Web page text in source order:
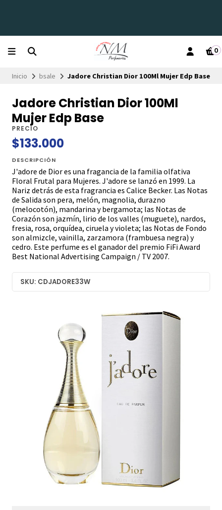
0
Inicio bsale Jadore Christian Dior 100Ml Mujer Edp Base
Jadore Christian Dior 100Ml
Mujer Edp Base
PRECIO
$133.000
DESCRIPCIÓN
J'adore de Dior es una fragancia de la familia olfativa
Floral Frutal para Mujeres. J'adore se lanzó en 1999. La
Nariz detrás de esta fragrancia es Calice Becker. Las Notas
de Salida son pera, melón, magnolia, durazno
(melocotón), mandarina y bergamota; las Notas de
Corazón son jazmín, lirio de los valles (muguete), nardos,
fresia, rosa, orquídea, ciruela y violeta; las Notas de Fondo
son almizcle, vainilla, zarzamora (frambuesa negra) y
cedro. Este perfume es el ganador del premio FiFi Award
Best National Advertising Campaign / TV 2007.
SKU: CDJADORE33W